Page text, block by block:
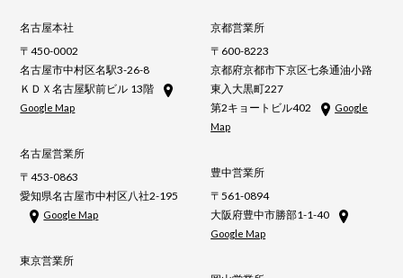
名古屋本社
〒450-0002
名古屋市中村区名駅3-26-8
ＫＤＸ名古屋駅前ビル 13階
Google Map
名古屋営業所
〒453-0863
愛知県名古屋市中村区八社2-195
Google Map
東京営業所
京都営業所
〒600-8223
京都府京都市下京区七条通油小路
東入大黒町227
第2キョートビル402
Google
Map
豊中営業所
〒561-0894
大阪府豊中市勝部1-1-40
Google Map